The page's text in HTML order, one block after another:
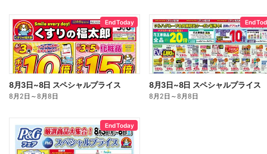
End Today
8月3日~8日 スペシャルプライス
8月2日 ～8月8日
End
8月3日~8日 スペシャルプライス
8月2日 ～8月8日
End Today